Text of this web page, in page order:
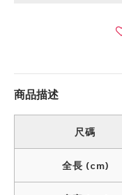
商品描述
尺碼
全長 (cm)